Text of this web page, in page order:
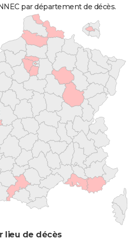
par département de décès.
lieu de décès